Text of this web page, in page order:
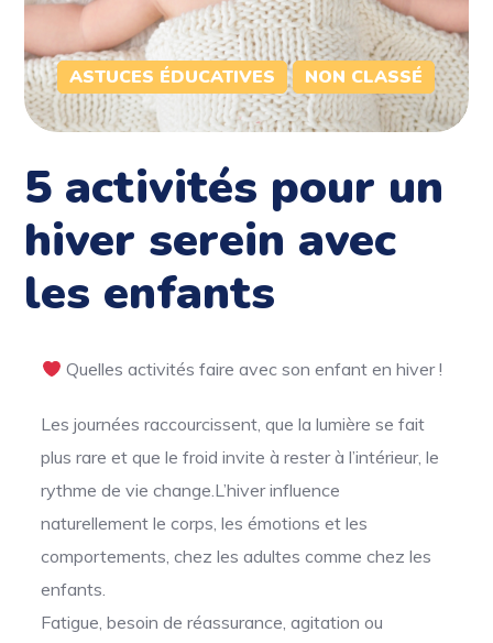
ASTUCES ÉDUCATIVES NON CLASSÉ
5 activités pour un
hiver serein avec
les enfants
Quelles activités faire avec son enfant en hiver !
Les journées raccourcissent, que la lumière se fait
plus rare et que le froid invite à rester à l’intérieur, le
rythme de vie change.L’hiver influence
naturellement le corps, les émotions et les
comportements, chez les adultes comme chez les
enfants.
Fatigue, besoin de réassurance, agitation ou